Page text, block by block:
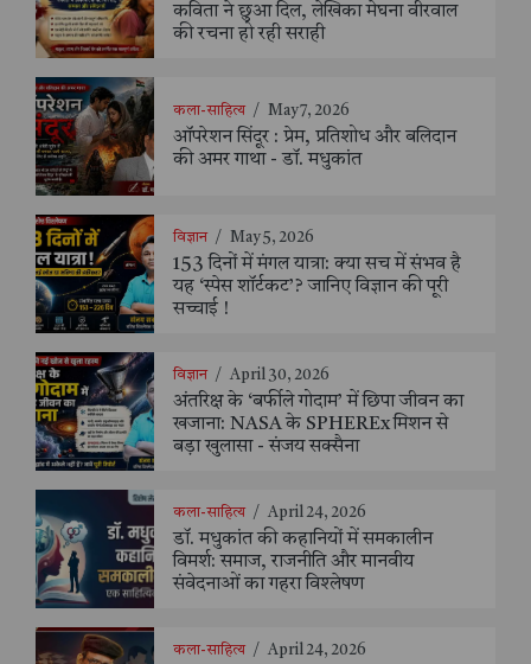
कविता ने छुआ दिल, लेखिका मेघना वीरवाल
की रचना हो रही सराही
कला-साहित्य / May 7, 2026
ऑपरेशन सिंदूर : प्रेम, प्रतिशोध और बलिदान
की अमर गाथा - डॉ. मधुकांत
विज्ञान / May 5, 2026
153 दिनों में मंगल यात्रा: क्या सच में संभव है
यह ‘स्पेस शॉर्टकट’? जानिए विज्ञान की पूरी
सच्चाई !
विज्ञान / April 30, 2026
अंतरिक्ष के ‘बर्फीले गोदाम’ में छिपा जीवन का
खजाना: NASA के SPHEREx मिशन से
बड़ा खुलासा - संजय सक्सैना
कला-साहित्य / April 24, 2026
डॉ. मधुकांत की कहानियों में समकालीन
विमर्श: समाज, राजनीति और मानवीय
संवेदनाओं का गहरा विश्लेषण
कला-साहित्य / April 24, 2026